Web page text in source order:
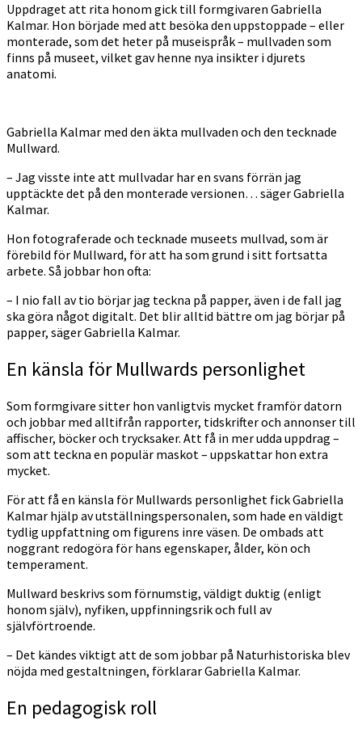
Uppdraget att rita honom gick till formgivaren Gabriella
Kalmar. Hon började med att besöka den uppstoppade – eller
monterade, som det heter på museispråk – mullvaden som
finns på museet, vilket gav henne nya insikter i djurets
anatomi.
Gabriella Kalmar med den äkta mullvaden och den tecknade
Mullward.
– Jag visste inte att mullvadar har en svans förrän jag
upptäckte det på den monterade versionen… säger Gabriella
Kalmar.
Hon fotograferade och tecknade museets mullvad, som är
förebild för Mullward, för att ha som grund i sitt fortsatta
arbete. Så jobbar hon ofta:
– I nio fall av tio börjar jag teckna på papper, även i de fall jag
ska göra något digitalt. Det blir alltid bättre om jag börjar på
papper, säger Gabriella Kalmar.
En känsla för Mullwards personlighet
Som formgivare sitter hon vanligtvis mycket framför datorn
och jobbar med alltifrån rapporter, tidskrifter och annonser till
affischer, böcker och trycksaker. Att få in mer udda uppdrag –
som att teckna en populär maskot – uppskattar hon extra
mycket.
För att få en känsla för Mullwards personlighet fick Gabriella
Kalmar hjälp av utställningspersonalen, som hade en väldigt
tydlig uppfattning om figurens inre väsen. De ombads att
noggrant redogöra för hans egenskaper, ålder, kön och
temperament.
Mullward beskrivs som förnumstig, väldigt duktig (enligt
honom själv), nyfiken, uppfinningsrik och full av
självförtroende.
– Det kändes viktigt att de som jobbar på Naturhistoriska blev
nöjda med gestaltningen, förklarar Gabriella Kalmar.
En pedagogisk roll